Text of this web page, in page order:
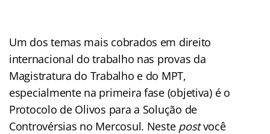
Um dos temas mais cobrados em direito
internacional do trabalho nas provas da
Magistratura do Trabalho e do MPT,
especialmente na primeira fase (objetiva) é o
Protocolo de Olivos para a Solução de
Controvérsias no Mercosul. Neste postvocê